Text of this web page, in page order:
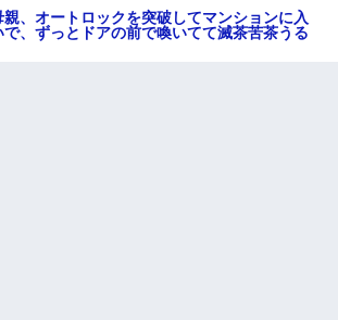
、オートロックを突破してマンションに入
で、ずっとドアの前で喚いてて滅茶苦茶うる